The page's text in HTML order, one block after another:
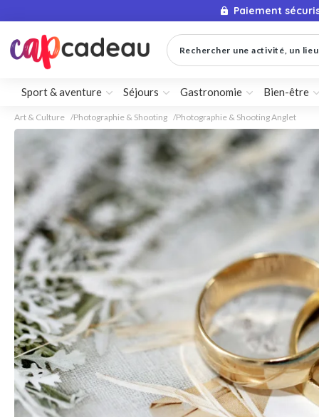
Paiement
Rechercher une activité, un
Sport & aventure Séjours Gastronomie Bien-être
Art & Culture Photographie & Shooting Photographie & Shooting Anglet